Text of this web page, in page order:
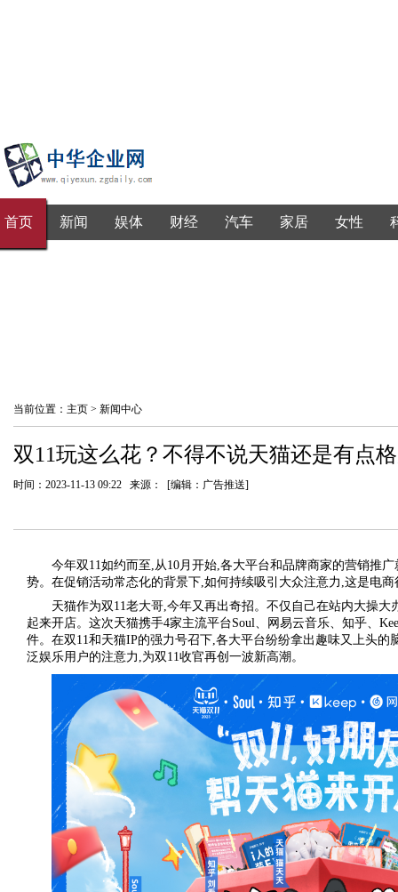
首页 新闻 娱体 财经 汽车 家居 女性
当前位置： 主页 > 新闻中心
双11玩这么花？不得不说天猫还是有点
时间：2023-11-13 09:22 来源： [编辑：广告推送]
今年双11如约而至,从10月开始,各大平台和品牌商家的营销推
势。在促销活动常态化的背景下,如何持续吸引大众注意力,这是电
天猫作为双11老大哥,今年又再出奇招。不仅自己在站内大操大
起来开店。这次天猫携手4家主流平台Soul、网易云音乐、知乎、
件。在双11和天猫IP的强力号召下,各大平台纷纷拿出趣味又上头的
泛娱乐用户的注意力,为双11收官再创一波新高潮。